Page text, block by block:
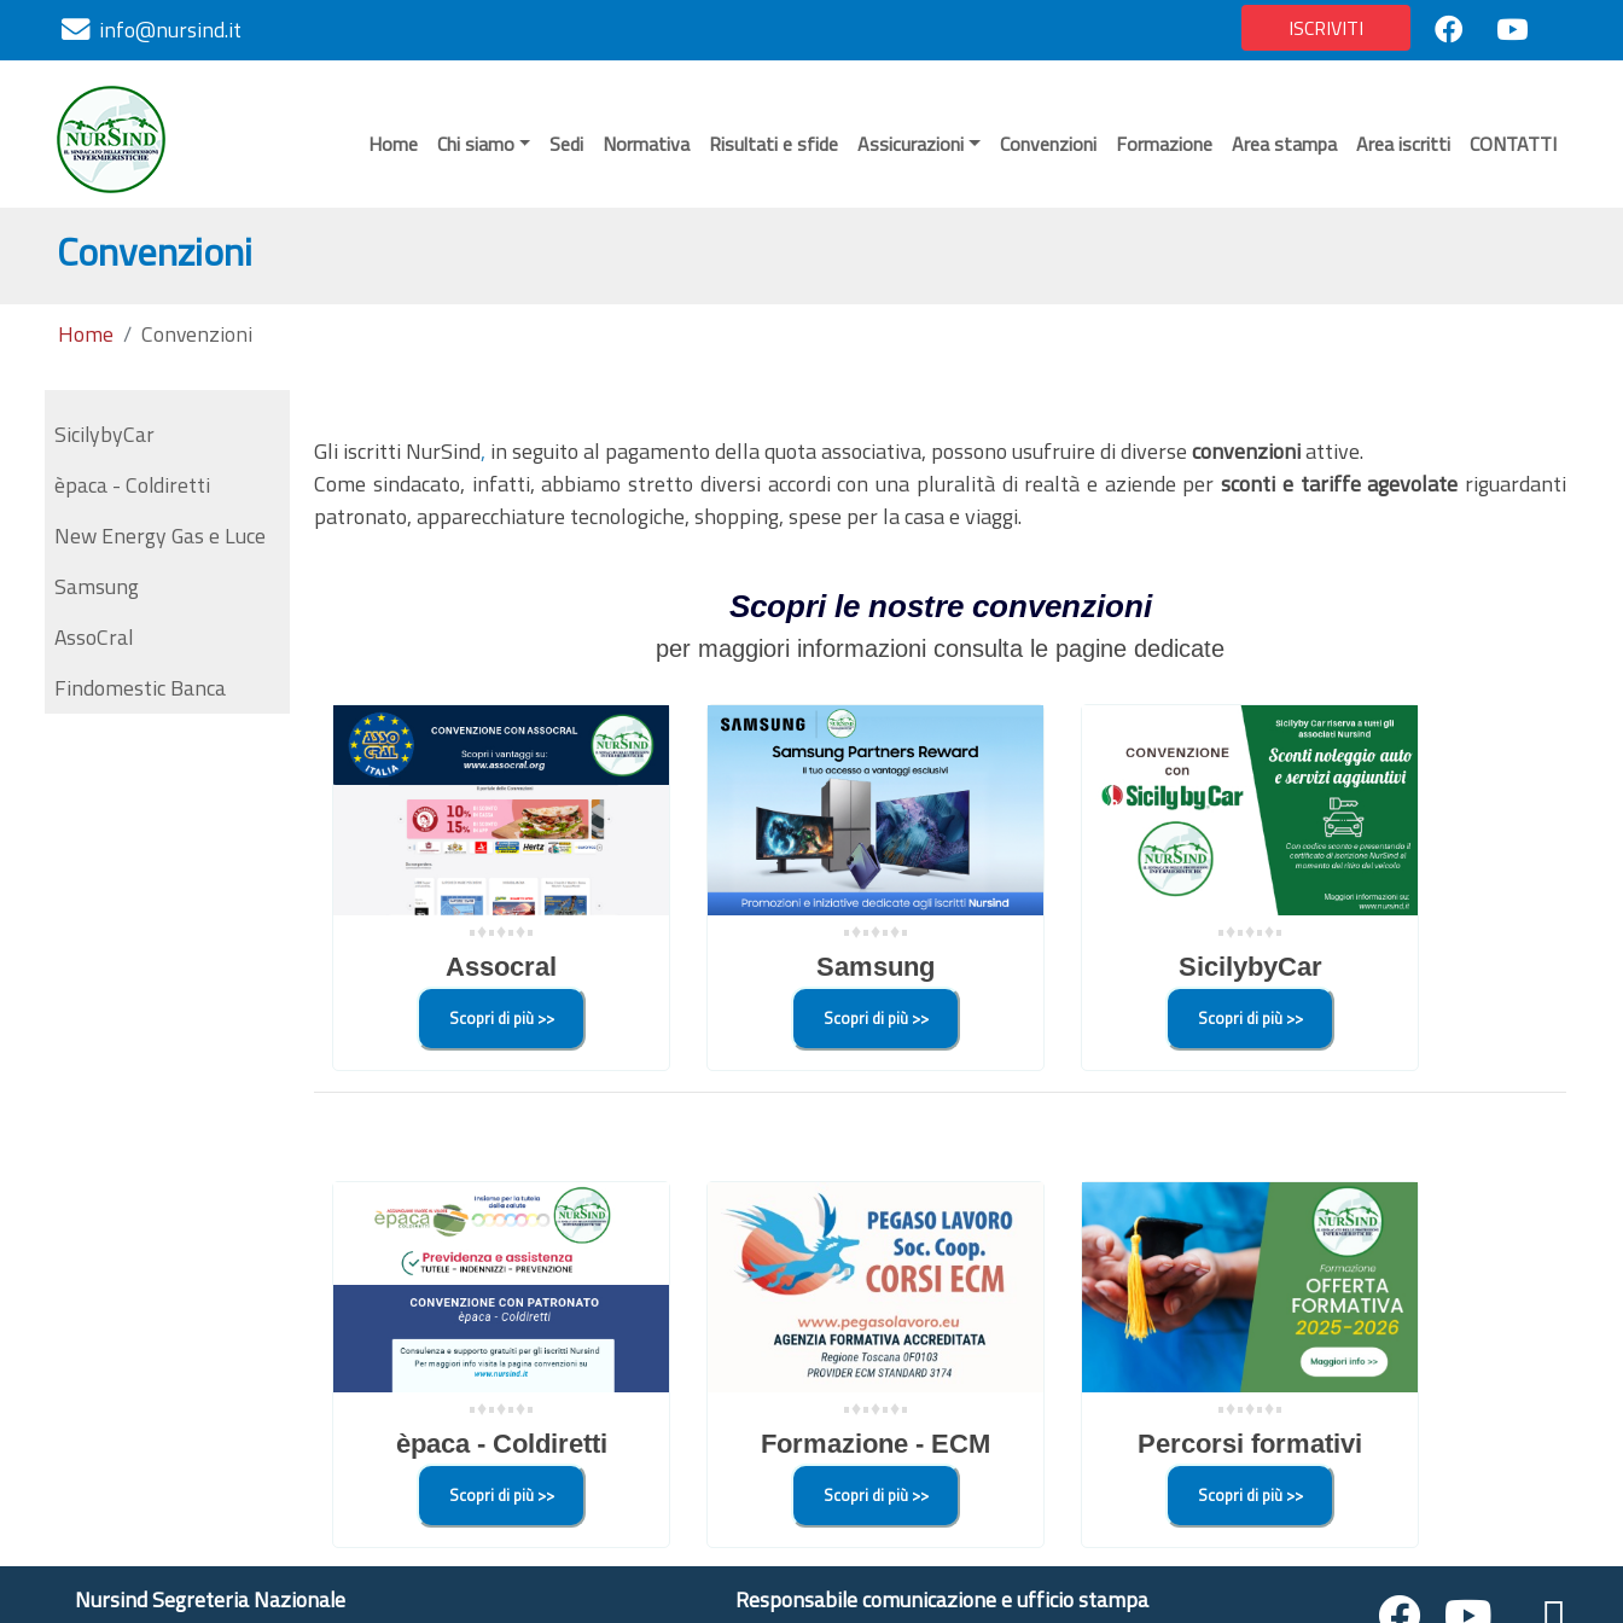
info@nursind.it ISCRIVITI
Home Chi siamo Sedi Normativa Risultati e sfide Assicurazioni Convenzioni Formazione Area stampa Area iscritti CONTATTI
Convenzioni
Home Convenzioni
SicilybyCar
èpaca - Coldiretti
New Energy Gas e Luce
Samsung
AssoCral
Findomestic Banca
Gli iscritti NurSind, in seguito al pagamento della quota associativa, possono usufruire di diverseconvenzioniattive.
Come sindacato, infatti, abbiamo stretto diversi accordi con una pluralità di realtà e aziende persconti e tariffe agevolate riguardanti
patronato, apparecchiature tecnologiche, shopping, spese per la casa e viaggi.
Scopri le nostre convenzioni
per maggiori informazioni consulta le pagine dedicate
•♦•♦•♦•
Assocral
Scopri di più >>
•♦•♦•♦•
Samsung
Scopri di più >>
•♦•♦•♦•
SicilybyCar
Scopri di più >>
•♦•♦•♦•
èpaca - Coldiretti
Scopri di più >>
•♦•♦•♦•
Formazione - ECM
Scopri di più >>
•♦•♦•♦•
Percorsi formativi
Scopri di più >>
Nursind Segreteria Nazionale Responsabile comunicazione e ufficio stampa